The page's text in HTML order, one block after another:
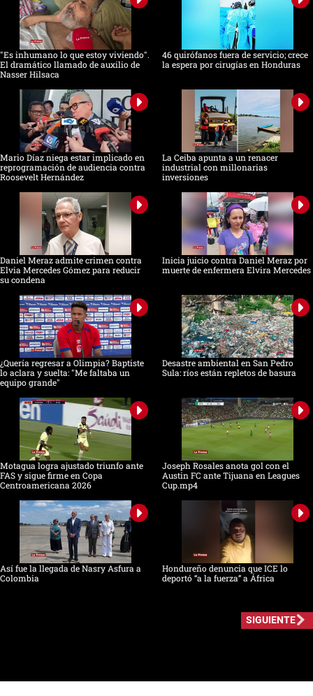
seconds
"Es inhumano lo que estoy viviendo".
El dramático llamado de auxilio de
Nasser Hilsaca
46 quirófanos fuera de servicio; crece
la espera por cirugías en Honduras
Mario Díaz niega estar implicado en
reprogramación de audiencia contra
Roosevelt Hernández
La Ceiba apunta a un renacer
industrial con millonarias
inversiones
Daniel Meraz admite crimen contra
Elvia Mercedes Gómez para reducir
su condena
Inicia juicio contra Daniel Meraz por
muerte de enfermera Elvira Mercedes
¿Quería regresar a Olimpia? Baptiste
lo aclara y suelta: "Me faltaba un
equipo grande"
Desastre ambiental en San Pedro
Sula: ríos están repletos de basura
Motagua logra ajustado triunfo ante
FAS y sigue firme en Copa
Centroamericana 2026
Joseph Rosales anota gol con el
Austin FC ante Tijuana en Leagues
Cup.mp4
Así fue la llegada de Nasry Asfura a
Colombia
Hondureño denuncia que ICE lo
deportó “a la fuerza” a África
SIGUIENTE